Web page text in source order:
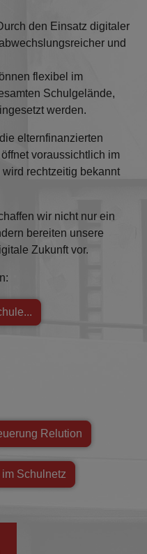
den Einsatz digitaler
und
flexibel im
Schulgelände,
werden.
elternfinanzierten
voraussichtlich im
rechtzeitig bekannt
wir nicht nur ein
bereiten unsere
Zukunft vor.
Relution
Schulnetz